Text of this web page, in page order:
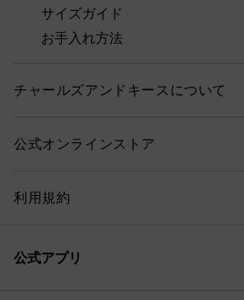
サイズガイド
お手入れ方法
チャールズアンドキースについて
公式オンラインストア
利用規約
公式アプリ